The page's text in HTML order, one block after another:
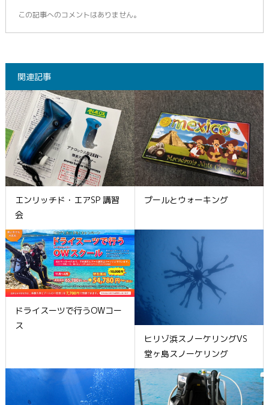
この記事へのコメントはありません。
関連記事
エンリッチド・エアSP 講習
会
プールとウォーキング
ドライスーツで行うOWコー
ス
ヒリゾ浜スノーケリングVS
堂ヶ島スノーケリング